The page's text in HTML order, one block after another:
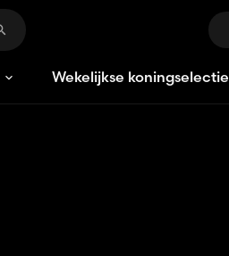
Wekelijkse koningselectie